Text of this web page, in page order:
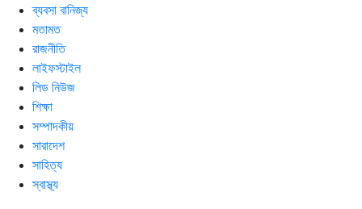
ব্যবসা বানিজ্য
মতামত
রাজনীতি
লাইফস্টাইল
লিড নিউজ
শিক্ষা
সম্পাদকীয়
সারাদেশ
সাহিত্য
স্বাস্থ্য